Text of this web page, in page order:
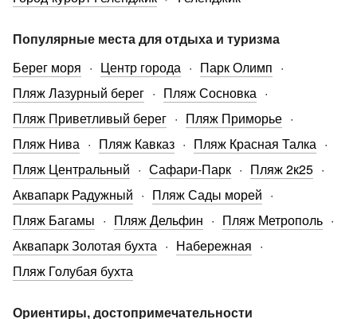
Популярные места для отдыха и туризма
Берег моря
Центр города
Парк Олимп
Пляж Лазурный берег
Пляж Сосновка
Пляж Приветливый берег
Пляж Приморье
Пляж Нива
Пляж Кавказ
Пляж Красная Талка
Пляж Центральный
Сафари-Парк
Пляж 2к25
Аквапарк Радужный
Пляж Сады морей
Пляж Багамы
Пляж Дельфин
Пляж Метрополь
Аквапарк Золотая бухта
Набережная
Пляж Голубая бухта
Ориентиры, достопримечательности